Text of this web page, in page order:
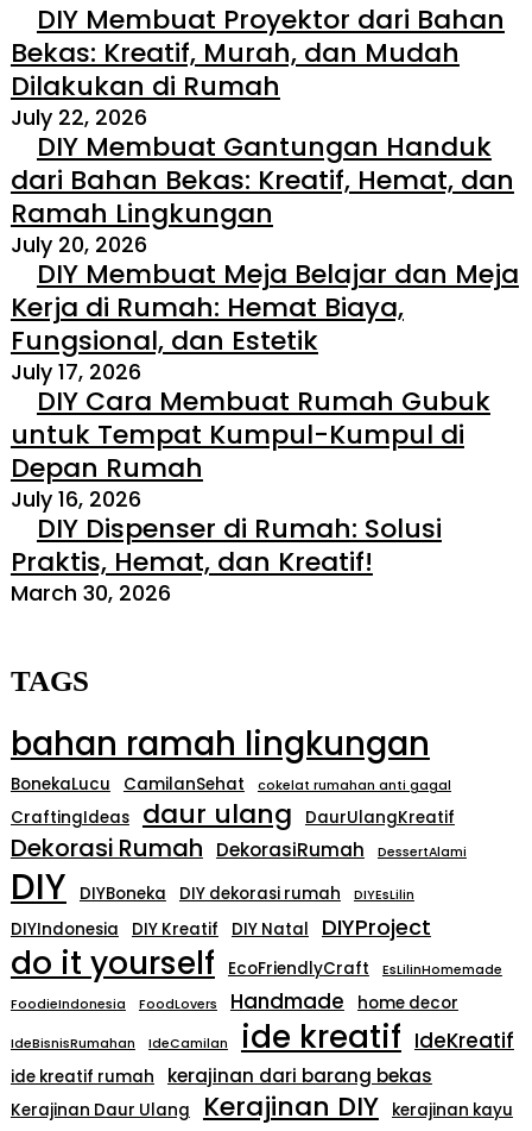
DIY Membuat Proyektor dari Bahan
Bekas: Kreatif, Murah, dan Mudah
Dilakukan di Rumah
July 22, 2026
DIY Membuat Gantungan Handuk
dari Bahan Bekas: Kreatif, Hemat, dan
Ramah Lingkungan
July 20, 2026
DIY Membuat Meja Belajar dan Meja
Kerja di Rumah: Hemat Biaya,
Fungsional, dan Estetik
July 17, 2026
DIY Cara Membuat Rumah Gubuk
untuk Tempat Kumpul-Kumpul di
Depan Rumah
July 16, 2026
DIY Dispenser di Rumah: Solusi
Praktis, Hemat, dan Kreatif!
March 30, 2026
TAGS
bahan ramah lingkungan
BonekaLucu CamilanSehat cokelat rumahan anti gagal
CraftingIdeas daur ulang DaurUlangKreatif
Dekorasi Rumah DekorasiRumah DessertAlami
DIY DIYBoneka DIY dekorasi rumah DIYEsLilin
DIYIndonesia DIY Kreatif DIY Natal DIYProject
do it yourself EcoFriendlyCraft
EsLilinHomemade
FoodieIndonesia
FoodLovers Handmade home decor
IdeBisnisRumahan IdeCamilan ide kreatif IdeKreatif
ide kreatif rumah kerajinan dari barang bekas
Kerajinan Daur Ulang Kerajinan DIY
kerajinan kayu